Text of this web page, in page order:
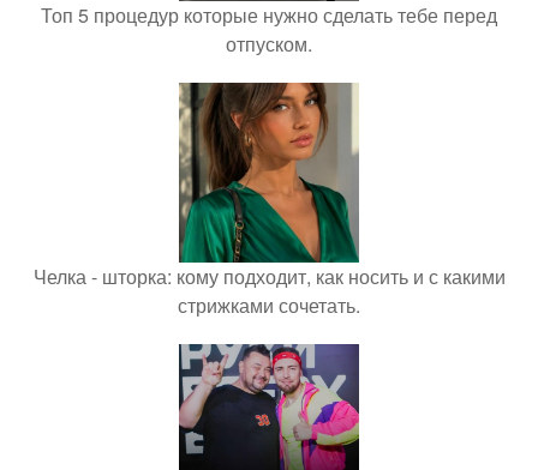
Топ 5 процедур которые нужно сделать тебе перед
отпуском.
Челка - шторка: кому подходит, как носить и с какими
стрижками сочетать.